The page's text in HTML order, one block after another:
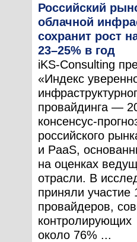
Российский
облачной
сохранит рост
23–25% в год
iKS-Consulting
«Индекс
провайдинга —
консенсус-
российского
и PaaS,
на оценках
отрасли. В
приняли участие
провайдеров,
контролирующих
около 76% ...